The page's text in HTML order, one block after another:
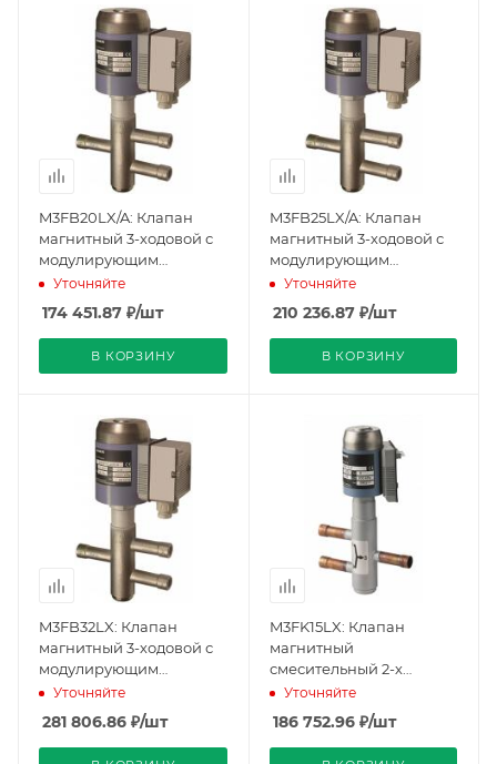
M3FB20LX/A: Клапан
магнитный 3-ходовой с
модулирующим
управлением,
соединение пайкой,
PN32, DN20, KVS 5, AC 24
V (BPZ:M3FB20LX/A),
Siemens
Уточняйте
174 451.87 ₽/шт
В КОРЗИНУ
M3FB25LX/A: Клапан
магнитный 3-ходовой с
модулирующим
управлением,
соединение пайкой,
PN32, DN25, KVS 8, AC 24
V (BPZ:M3FB25LX/A),
Siemens
Уточняйте
210 236.87₽/шт
В КОРЗИНУ
M3FB32LX: Клапан
магнитный 3-ходовой с
модулирующим
управлением,
соединение пайкой,
PN32, DN32, KVS 12, AC 24
V (BPZ:M3FB32LX),
Уточняйте
281 806.86 ₽/шт
M3FK15LX: Клапан
магнитный
смесительный 2-х
ходовой с
модулирующим
управлением,
соединение пайкой,
Уточняйте
186 752.96₽/шт